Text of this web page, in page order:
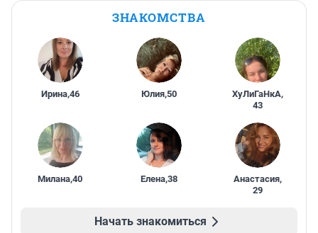
ЗНАКОМСТВА
Ирина,46 Юлия,50 ХуЛиГаНкА,
43
Милана,40 Елена,38 Анастасия,
29
Начать знакомиться